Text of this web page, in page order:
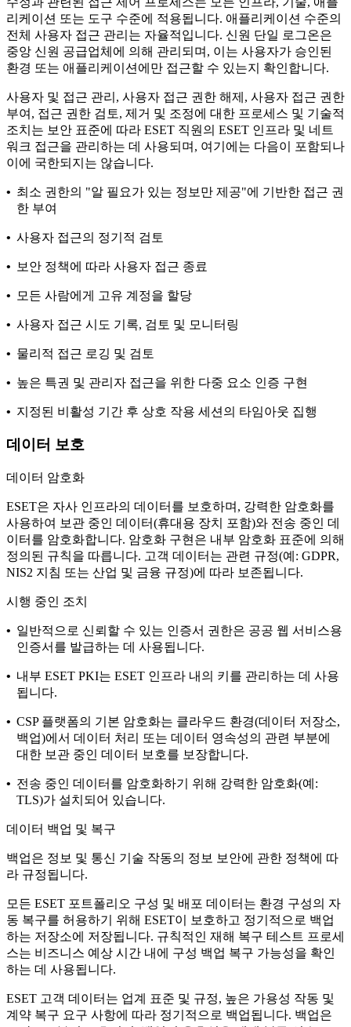
리케이션 또는 도구 수준에 적용됩니다. 애플리케이션 수준의
전체 사용자 접근 관리는 자율적입니다. 신원 단일 로그온은
중앙 신원 공급업체에 의해 관리되며, 이는 사용자가 승인된
환경 또는 애플리케이션에만 접근할 수 있는지 확인합니다.
사용자 및 접근 관리, 사용자 접근 권한 해제, 사용자 접근 권한
부여, 접근 권한 검토, 제거 및 조정에 대한 프로세스 및 기술적
조치는 보안 표준에 따라 ESET 직원의 ESET 인프라 및 네트
워크 접근을 관리하는 데 사용되며, 여기에는 다음이 포함되나
이에 국한되지는 않습니다.
• 최소 권한의 "알 필요가 있는 정보만 제공"에 기반한 접근 권
한 부여
• 사용자 접근의 정기적 검토
• 보안 정책에 따라 사용자 접근 종료
• 모든 사람에게 고유 계정을 할당
• 사용자 접근 시도 기록, 검토 및 모니터링
• 물리적 접근 로깅 및 검토
• 높은 특권 및 관리자 접근을 위한 다중 요소 인증 구현
• 지정된 비활성 기간 후 상호 작용 세션의 타임아웃 집행
데이터 보호
데이터 암호화
ESET은 자사 인프라의 데이터를 보호하며, 강력한 암호화를
사용하여 보관 중인 데이터(휴대용 장치 포함)와 전송 중인 데
이터를 암호화합니다. 암호화 구현은 내부 암호화 표준에 의해
정의된 규칙을 따릅니다. 고객 데이터는 관련 규정(예: GDPR,
NIS2 지침 또는 산업 및 금융 규정)에 따라 보존됩니다.
시행 중인 조치
• 일반적으로 신뢰할 수 있는 인증서 권한은 공공 웹 서비스용
인증서를 발급하는 데 사용됩니다.
• 내부 ESET PKI는 ESET 인프라 내의 키를 관리하는 데 사용
됩니다.
• CSP 플랫폼의 기본 암호화는 클라우드 환경(데이터 저장소,
백업)에서 데이터 처리 또는 데이터 영속성의 관련 부분에
대한 보관 중인 데이터 보호를 보장합니다.
• 전송 중인 데이터를 암호화하기 위해 강력한 암호화(예:
TLS)가 설치되어 있습니다.
데이터 백업 및 복구
백업은 정보 및 통신 기술 작동의 정보 보안에 관한 정책에 따
라 규정됩니다.
모든 ESET 포트폴리오 구성 및 배포 데이터는 환경 구성의 자
동 복구를 허용하기 위해 ESET이 보호하고 정기적으로 백업
하는 저장소에 저장됩니다. 규칙적인 재해 복구 테스트 프로세
스는 비즈니스 예상 시간 내에 구성 백업 복구 가능성을 확인
하는 데 사용됩니다.
ESET 고객 데이터는 업계 표준 및 규정, 높은 가용성 작동 및
계약 복구 요구 사항에 따라 정기적으로 백업됩니다. 백업은